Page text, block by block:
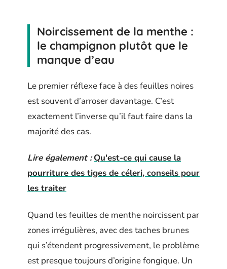
Noircissement de la menthe :
le champignon plutôt que le
manque d’eau
Le premier réflexe face à des feuilles noires
est souvent d’arroser davantage. C’est
exactement l’inverse qu’il faut faire dans la
majorité des cas.
Lire également : Qu'est-ce qui cause la
pourriture des tiges de céleri, conseils pour
les traiter
Quand les feuilles de menthe noircissent par
zones irrégulières, avec des taches brunes
qui s’étendent progressivement, le problème
est presque toujours d’origine fongique. Un